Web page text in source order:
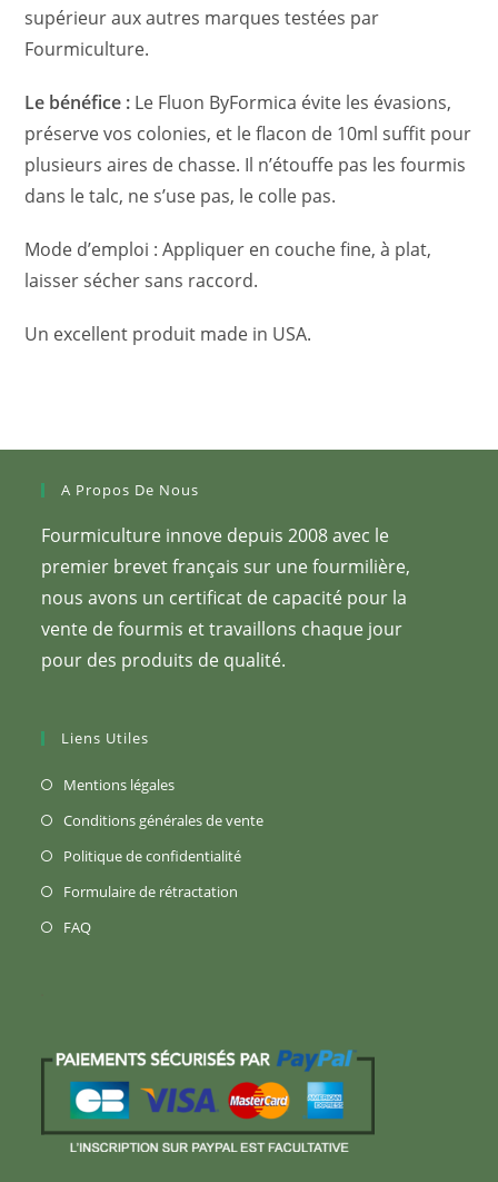
supérieur aux autres marques testées par
Fourmiculture.
Le bénéfice : Le Fluon ByFormica évite les évasions,
préserve vos colonies, et le flacon de 10ml suffit pour
plusieurs aires de chasse. Il n’étouffe pas les fourmis
dans le talc, ne s’use pas, le colle pas.
Mode d’emploi : Appliquer en couche fine, à plat,
laisser sécher sans raccord.
Un excellent produit made in USA.
A Propos De Nous
Fourmiculture innove depuis 2008 avec le
premier brevet français sur une fourmilière,
nous avons un certificat de capacité pour la
vente de fourmis et travaillons chaque jour
pour des produits de qualité.
Liens Utiles
Mentions légalesS’ouvre
nouvel
onglet
Conditions générales de venteS’ouvre
Politique de confidentialitéS’ouvre
Formulaire de rétractation
FAQS’ouvre